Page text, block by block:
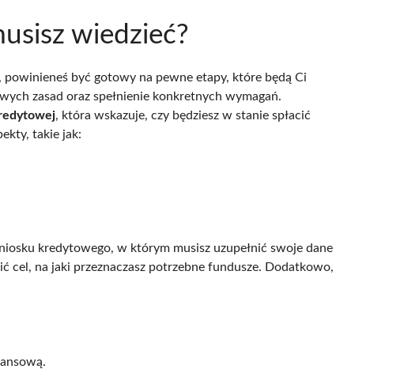
wiedzieć?
być gotowy na pewne etapy, które będą Ci
zasad oraz spełnienie konkretnych wymagań.
, która wskazuje, czy będziesz w stanie spłacić
takie jak:
kredytowego, w którym musisz uzupełnić swoje dane
cel, na jaki przeznaczasz potrzebne fundusze. Dodatkowo,